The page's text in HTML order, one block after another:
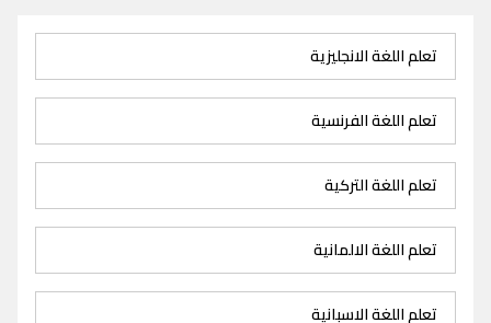
تعلم اللغة الانجليزية
تعلم اللغة الفرنسية
تعلم اللغة التركية
تعلم اللغة الالمانية
تعلم اللغة الاسبانية